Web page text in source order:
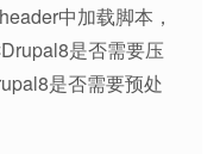
中加载脚本，
是否需要压
是否需要预处